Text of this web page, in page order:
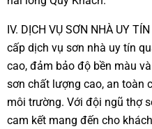
IV. DỊCH VỤ SƠN NHÀ UY
cấp dịch vụ sơn nhà uy tín
cao, đảm bảo độ bền màu
sơn chất lượng cao, an toàn
môi trường. Với đội ngũ thợ
cam kết mang đến cho